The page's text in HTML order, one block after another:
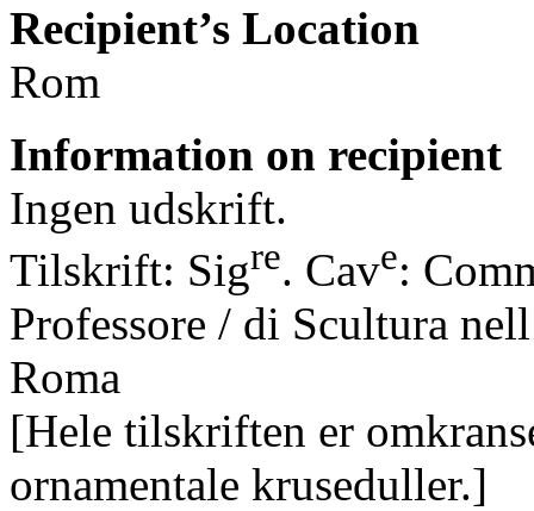
Recipient’s Location
Rom
Information on recipient
Ingen udskrift.
Tilskrift: Sigre. Cave:
Professore / di Scultura
Roma
[Hele tilskriften er
ornamentale kruseduller.]